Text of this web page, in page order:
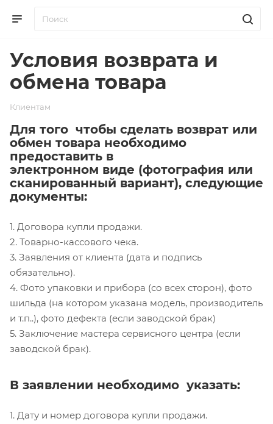
Условия возврата и
обмена товара
Клиентам
Для того чтобы сделать возврат или
обмен товара необходимо
предоставить в
электронном виде (фотография или
сканированный вариант), следующие
документы:
1. Договора купли продажи.
2. Товарно-кассового чека.
3. Заявления от клиента (дата и подпись
обязательно).
4. Фото упаковки и прибора (со всех сторон), фото
шильда (на котором указана модель, производитель
и т.п..), фото дефекта (если заводской брак)
5. Заключение мастера сервисного центра (если
заводской брак).
В заявлении необходимо указать:
1. Дату и номер договора купли продажи.